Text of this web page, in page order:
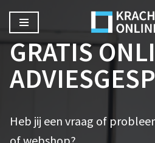
Ga
naar
de
inhoud
GRATIS
Heb jij een vraag of